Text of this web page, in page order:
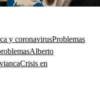
y coronavirusProblemas
Alberto
Crisis en